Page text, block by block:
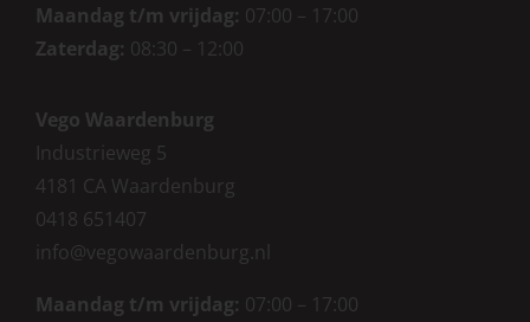
Maandag t/m vrijdag: 07:00 – 17:00
Zaterdag: 08:30 – 12:00
Vego Waardenburg
Industrieweg 5
4181 CA Waardenburg
0418 651407
info@vegowaardenburg.nl
Maandag t/m vrijdag: 07:00 – 17:00